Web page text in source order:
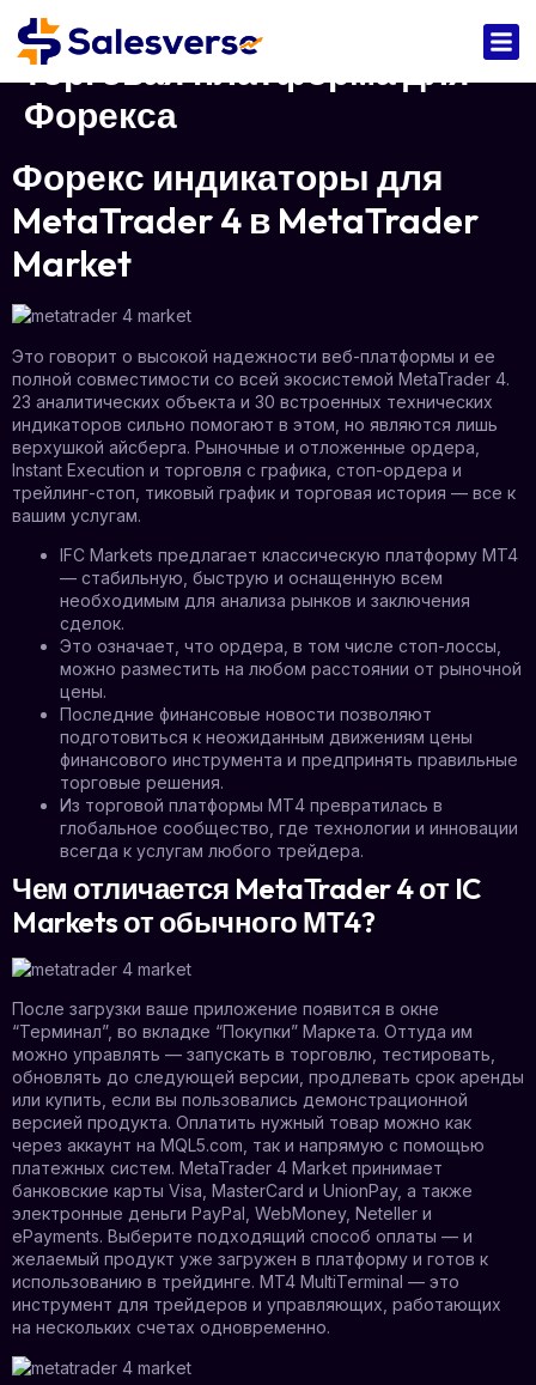
торговая платформа для
Форекса
Форекс индикаторы для
MetaTrader 4 в MetaTrader
Market
Это говорит о высокой надежности веб-платформы и ее
полной совместимости со всей экосистемой MetaTrader 4.
23 аналитических объекта и 30 встроенных технических
индикаторов сильно помогают в этом, но являются лишь
верхушкой айсберга. Рыночные и отложенные ордера,
Instant Execution и торговля с графика, стоп-ордера и
трейлинг-стоп, тиковый график и торговая история — все к
вашим услугам.
IFC Markets предлагает классическую платформу MT4
— стабильную, быструю и оснащенную всем
необходимым для анализа рынков и заключения
сделок.
Это означает, что ордера, в том числе стоп-лоссы,
можно разместить на любом расстоянии от рыночной
цены.
Последние финансовые новости позволяют
подготовиться к неожиданным движениям цены
финансового инструмента и предпринять правильные
торговые решения.
Из торговой платформы МТ4 превратилась в
глобальное сообщество, где технологии и инновации
всегда к услугам любого трейдера.
Чем отличается MetaTrader 4 от IC
Markets от обычного МТ4?
После загрузки ваше приложение появится в окне
“Терминал”, во вкладке “Покупки” Маркета. Оттуда им
можно управлять — запускать в торговлю, тестировать,
обновлять до следующей версии, продлевать срок аренды
или купить, если вы пользовались демонстрационной
версией продукта. Оплатить нужный товар можно как
через аккаунт на MQL5.com, так и напрямую с помощью
платежных систем. MetaTrader 4 Market принимает
банковские карты Visa, MasterCard и UnionPay, а также
электронные деньги PayPal, WebMoney, Neteller и
ePayments. Выберите подходящий способ оплаты — и
желаемый продукт уже загружен в платформу и готов к
использованию в трейдинге. MT4 MultiTerminal — это
инструмент для трейдеров и управляющих, работающих
на нескольких счетах одновременно.